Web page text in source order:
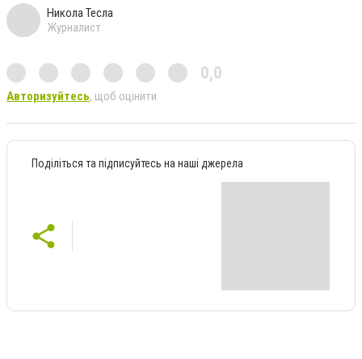
Никола Тесла
Журналист
0,0
Авторизуйтесь, щоб оцінити
Поділіться та підписуйтесь на наші джерела